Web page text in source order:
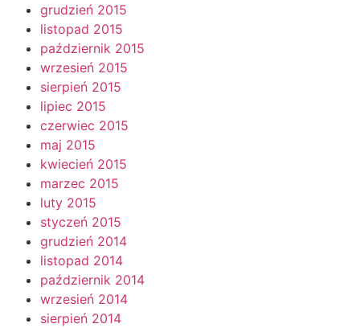
grudzień 2015
listopad 2015
październik 2015
wrzesień 2015
sierpień 2015
lipiec 2015
czerwiec 2015
maj 2015
kwiecień 2015
marzec 2015
luty 2015
styczeń 2015
grudzień 2014
listopad 2014
październik 2014
wrzesień 2014
sierpień 2014